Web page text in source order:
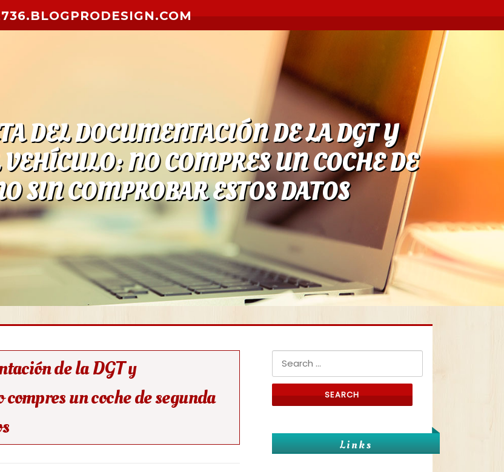
DEL DOCUMENTACIÓN DE LA DGT Y
NO COMPRES UN COCHE DE
SIN COMPROBAR ESTOS DATOS
de la DGT y
un coche de segunda
Search for:
Links